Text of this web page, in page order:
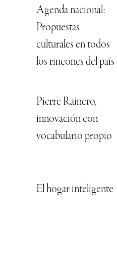
Agenda nacional:
Propuestas
culturales en todos
los rincones del país
Pierre Rainero,
innovación con
vocabulario propio
El hogar inteligente